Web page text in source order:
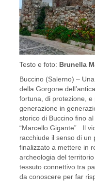
Testo e foto: Brunella
Buccino (Salerno) –
della Gorgone
fortuna, di protezione,
generazione in
storico di Buccino fino
“Marcello Gigante”.. Il
racchiude il senso di un
finalizzato a mettere in
archeologia del
tessuto connettivo tra
da conoscere per far